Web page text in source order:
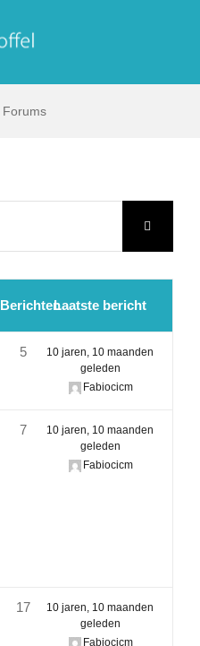
Forums
BerichtenLaatste bericht
5
10 jaren, 10 maanden
geleden
Fabiocicm
7
10 jaren, 10 maanden
geleden
Fabiocicm
17
10 jaren, 10 maanden
geleden
Fabiocicm